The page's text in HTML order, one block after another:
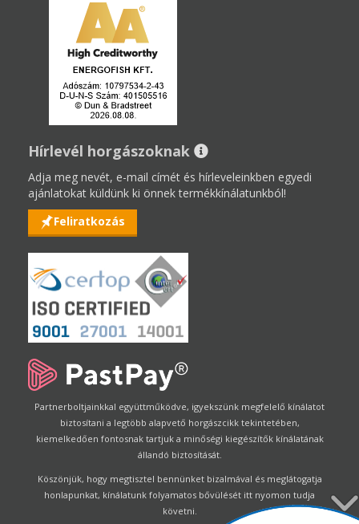
Hírlevél horgászoknak
Adja meg nevét, e-mail címét és hírleveleinkben egyedi
ajánlatokat küldünk ki önnek termékkínálatunkból!
Feliratkozás
Partnerboltjainkkal együttműködve, igyekszünk megfelelő kínálatot
biztosítani a legtöbb alapvető horgászcikk tekintetében,
kiemelkedően fontosnak tartjuk a minőségi kiegészítők kínálatának
állandó biztosítását.
Köszönjük, hogy megtisztel bennünket bizalmával és meglátogatja
honlapunkat, kínálatunk folyamatos bővülését itt nyomon tudja
követni.